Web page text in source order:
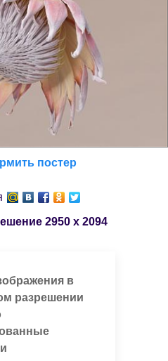
постер
2950 x 2094
в
разрешении